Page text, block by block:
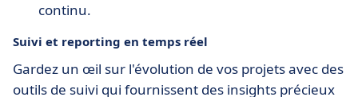
continu.
Suivi et reporting en temps réel
Gardez un œil sur l'évolution de vos projets avec des
outils de suivi qui fournissent des insights précieux